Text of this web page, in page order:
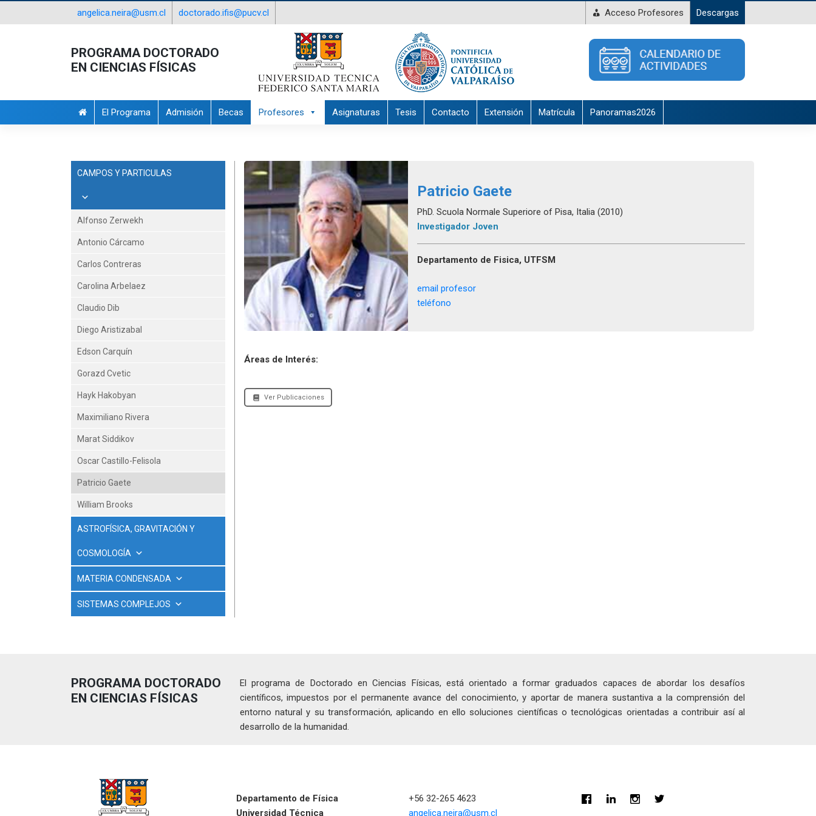
angelica.neira@usm.cl doctorado.ifis@pucv.cl Acceso Profesores Descargas
PROGRAMA DOCTORADO
EN CIENCIAS FÍSICAS
El Programa Admisión Becas Profesores Asignaturas Tesis Contacto Extensión Matrícula Panoramas2026
CAMPOS Y PARTICULAS
Alfonso Zerwekh
Antonio Cárcamo
Carlos Contreras
Carolina Arbelaez
Claudio Dib
Diego Aristizabal
Edson Carquín
Gorazd Cvetic
Hayk Hakobyan
Maximiliano Rivera
Marat Siddikov
Oscar Castillo-Felisola
Patricio Gaete
William Brooks
ASTROFÍSICA, GRAVITACIÓN Y
COSMOLOGÍA
MATERIA CONDENSADA
SISTEMAS COMPLEJOS
Patricio Gaete
PhD. Scuola Normale Superiore of Pisa, Italia (2010)
Investigador Joven
Departamento de Fisica, UTFSM
email profesor
teléfono
Áreas de Interés:
Ver Publicaciones
PROGRAMA DOCTORADO
EN CIENCIAS FÍSICAS
El programa de Doctorado en Ciencias Físicas, está orientado a formar graduados capaces de abordar los desafíos
científicos, impuestos por el permanente avance del conocimiento, y aportar de manera sustantiva a la comprensión del
entorno natural y su transformación, aplicando en ello soluciones científicas o tecnológicas orientadas a contribuir así al
desarrollo de la humanidad.
Departamento de Física
Universidad Técnica
+56 32-265 4623
angelica.neira@usm.cl